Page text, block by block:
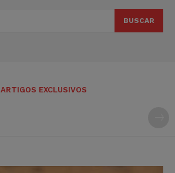
BUSCAR
ARTIGOS EXCLUSIVOS